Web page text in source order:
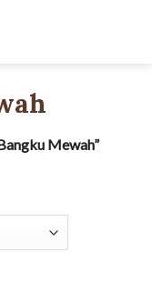
Mewah”